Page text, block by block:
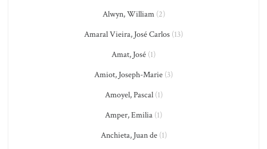
Alwyn, William(2)
Amaral Vieira, José Carlos (13)
Amat, José (1)
Amiot, Joseph-Marie (3)
Amoyel, Pascal(1)
Amper, Emilia (1)
Anchieta, Juan de(1)